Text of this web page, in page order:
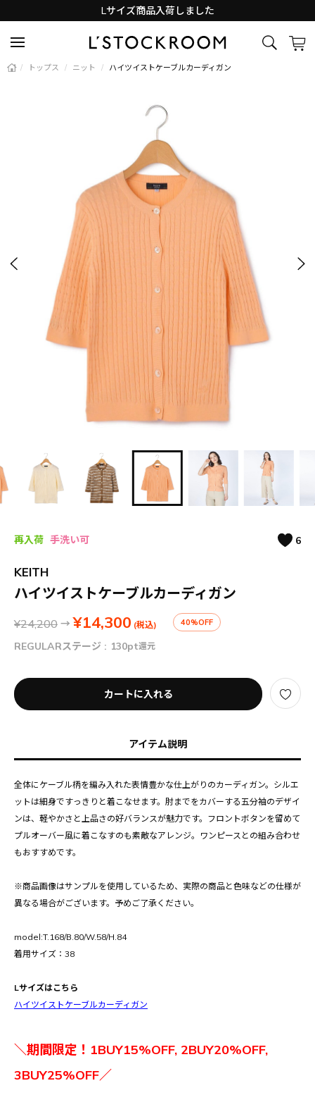
Lサイズ商品入荷しました
/ トップス / ニット / ハイツイストケーブルカーディガン
再入荷 手洗い可 6
KEITH
ハイツイストケーブルカーディガン
¥24,200 → ¥14,300 (税込) 40%OFF
REGULARステージ : 130pt還元
カートに入れる
アイテム説明
全体にケーブル柄を編み入れた表情豊かな仕上がりのカーディガン。シルエ
ットは細身ですっきりと着こなせます。肘までをカバーする五分袖のデザイ
ンは、軽やかさと上品さの好バランスが魅力です。フロントボタンを留めて
プルオーバー風に着こなすのも素敵なアレンジ。ワンピースとの組み合わせ
もおすすめです。
※商品画像はサンプルを使用しているため、実際の商品と色味などの仕様が
異なる場合がございます。予めご了承ください。
model:T.168/B.80/W.58/H.84
着用サイズ：38
Lサイズはこちら
ハイツイストケーブルカーディガン
＼期間限定！1BUY15%OFF, 2BUY20%OFF,
3BUY25%OFF／